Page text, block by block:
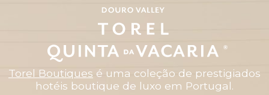
Torel Boutiques é uma coleção de prestigiados
hotéis boutique de luxo em Portugal.